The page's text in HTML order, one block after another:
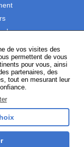
LinkedIn
de vos visites des
permettent de vous
pour vous, ainsi
partenaires, des
tout en mesurant leur